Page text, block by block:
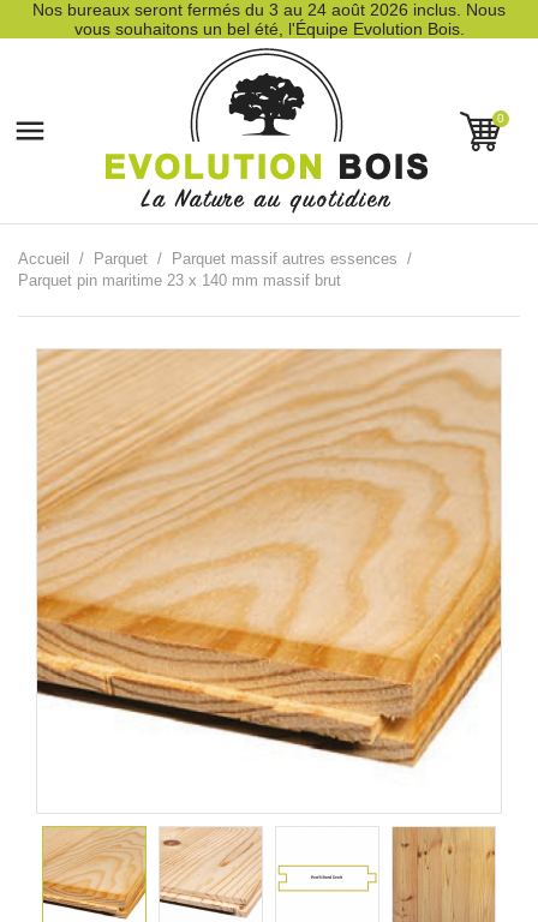
Nos bureaux seront fermés du 3 au 24 août 2026 inclus. Nous
vous souhaitons un bel été, l'Équipe Evolution Bois.
 0
Accueil Parquet
Parquet massif autres essences
Parquet pin maritime 23 x 140 mm massif brut